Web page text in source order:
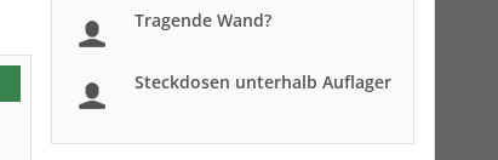
Tragende Wand?
Steckdosen unterhalb Auflager